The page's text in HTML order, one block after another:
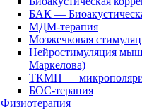
БАК —
МДМ-терапия
Мозжечковая
Нейростимуляция
Маркелова)
ТКМП —
БОС-терапия
Физиотерапия